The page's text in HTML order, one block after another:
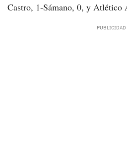
Castro, 1-Sámano, 0, y Atlético